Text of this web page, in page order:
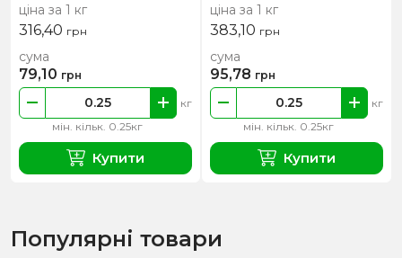
ціна за 1 кг
316,40 грн
мін. кільк. 0.25кг
кг
сума
79,10 грн
Купити
ціна за 1 кг
383,10 грн
мін. кільк. 0.25кг
кг
сума
95,78 грн
Купити
Популярні товари